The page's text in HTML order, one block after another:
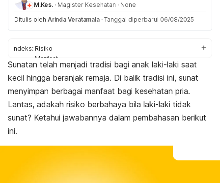
M.Kes. · Magister Kesehatan · None
Ditulis oleh Arinda Veratamala · Tanggal diperbarui 06/08/2025
Indeks: Risiko
Manfaat
Perlukah?
Sunatan telah menjadi tradisi bagi anak laki-laki saat
kecil hingga beranjak remaja. Di balik tradisi ini, sunat
menyimpan berbagai manfaat bagi kesehatan pria.
Lantas, adakah risiko berbahaya bila laki-laki tidak
sunat? Ketahui jawabannya dalam pembahasan berikut
ini.